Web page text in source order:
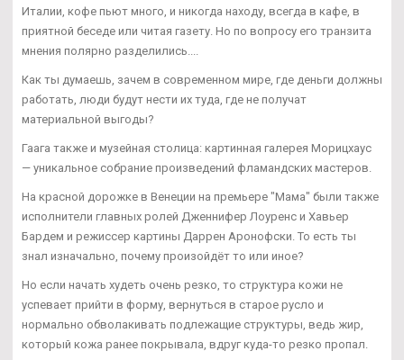
Италии, кофе пьют много, и никогда находу, всегда в кафе, в
приятной беседе или читая газету. Но по вопросу его транзита
мнения полярно разделились....
Как ты думаешь, зачем в современном мире, где деньги должны
работать, люди будут нести их туда, где не получат
материальной выгоды?
Гаага также и музейная столица: картинная галерея Морицхаус
— уникальное собрание произведений фламандских мастеров.
На красной дорожке в Венеции на премьере "Мама" были также
исполнители главных ролей Дженнифер Лоуренс и Хавьер
Бардем и режиссер картины Даррен Аронофски. То есть ты
знал изначально, почему произойдёт то или иное?
Но если начать худеть очень резко, то структура кожи не
успевает прийти в форму, вернуться в старое русло и
нормально обволакивать подлежащие структуры, ведь жир,
который кожа ранее покрывала, вдруг куда-то резко пропал.